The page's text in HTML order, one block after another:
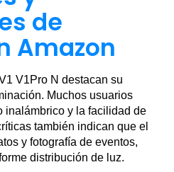
de
Amazon
V1Pro N destacan su
Muchos usuarios
inalámbrico y la facilidad de
también indican que el
y fotografía de eventos,
distribución de luz.